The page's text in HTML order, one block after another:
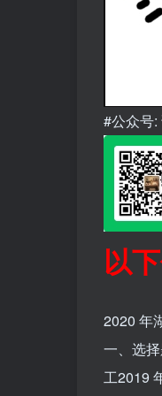
#公众号
以
2020 年
一、选
工2019